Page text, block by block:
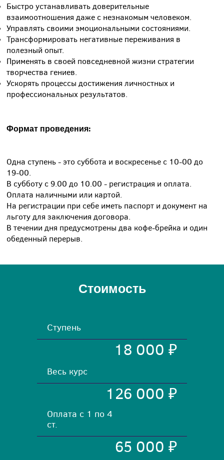
Быстро устанавливать доверительные
взаимоотношения даже с незнакомым человеком.
Управлять своими эмоциональными состояниями.
Трансформировать негативные переживания в
полезный опыт.
Применять в своей повседневной жизни стратегии
творчества гениев.
Ускорять процессы достижения личностных и
профессиональных результатов.
Формат проведения:
Одна ступень - это суббота и воскресенье с 10-00 до
19-00.
В субботу с 9.00 до 10.00 - регистрация и оплата.
Оплата наличными или картой.
На регистрации при себе иметь паспорт и документ на
льготу для заключения договора.
В течении дня предусмотрены два кофе-брейка и один
обеденный перерыв.
Стоимость
Ступень
18 000 ₽
Весь курс
126 000 ₽
Оплата с 1 по 4
ст.
65 000 ₽